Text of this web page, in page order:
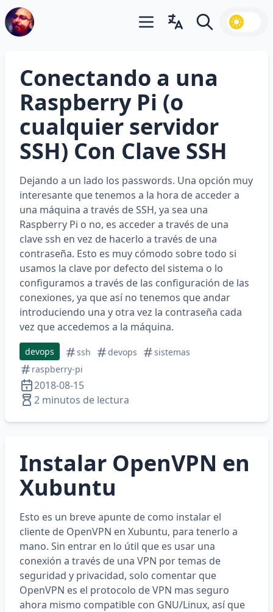
Abrir menú principal
Abrir cambiador de
Buscar
Conectando a una
Raspberry Pi (o
cualquier servidor
SSH) Con Clave SSH
Dejando a un lado los passwords. Una opción muy
interesante que tenemos a la hora de acceder a
una máquina a través de SSH, ya sea una
Raspberry Pi o no, es acceder a través de una
clave ssh en vez de hacerlo a través de una
contraseña. Esto es muy cómodo sobre todo si
usamos la clave por defecto del sistema o lo
configuramos a través de las configuración de las
conexiones, ya que así no tenemos que andar
introduciendo una y otra vez la contraseña cada
vez que accedemos a la máquina.
devops ssh devops
sistemas
raspberry-pi
2018-08-15
2 minutos de lectura
Instalar OpenVPN en
Xubuntu
Esto es un breve apunte de como instalar el
cliente de OpenVPN en Xubuntu, para tenerlo a
mano. Sin entrar en lo útil que es usar una
conexión a través de una VPN por temas de
seguridad y privacidad, solo comentar que
OpenVPN es el protocolo de VPN mas seguro
ahora mismo compatible con GNU/Linux, así que